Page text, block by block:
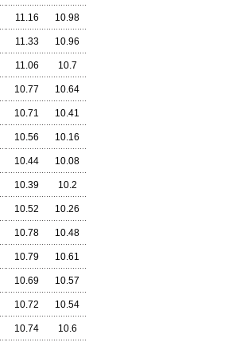
11.16 10.98
11.33 10.96
11.06 10.7
10.77 10.64
10.71 10.41
10.56 10.16
10.44 10.08
10.39 10.2
10.52 10.26
10.78 10.48
10.79 10.61
10.69 10.57
10.72 10.54
10.74 10.6